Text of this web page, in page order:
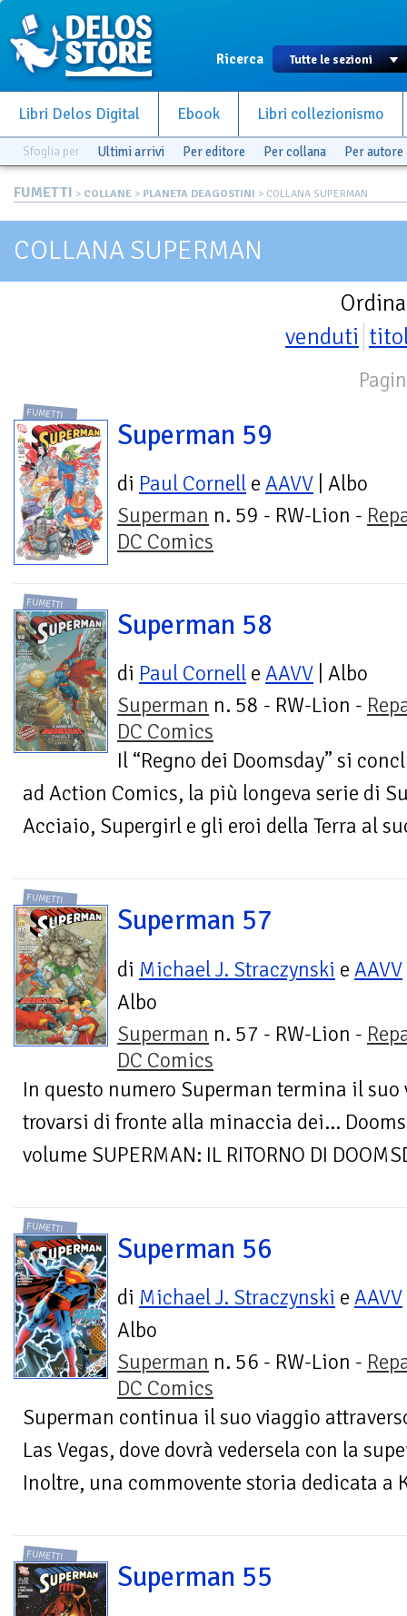
Ricerca
Libri Delos Digital Ebook Libri collezionismo
Sfoglia per Ultimi arrivi Per editore Per collana Per autore
FUMETTI > COLLANE > PLANETA DEAGOSTINI > COLLANA SUPERMAN
COLLANA SUPERMAN
venduti
FUMETTI
Superman 59
di Paul Cornell e AAVV | Albo
Superman n. 59 - RW-Lion -
DC Comics
FUMETTI
Superman 58
di Paul Cornell e AAVV | Albo
Superman n. 58 - RW-Lion -
DC Comics
Il “Regno dei Doomsday” si
ad Action Comics, la più longeva serie di
Acciaio, Supergirl e gli eroi della Terra al
FUMETTI
Superman 57
di Michael J. Straczynski e AAVV
Albo
Superman n. 57 - RW-Lion -
DC Comics
In questo numero Superman termina il suo
trovarsi di fronte alla minaccia dei…
volume SUPERMAN: IL RITORNO DI
FUMETTI
Superman 56
di Michael J. Straczynski e AAVV
Albo
Superman n. 56 - RW-Lion -
DC Comics
Superman continua il suo viaggio
Las Vegas, dove dovrà vedersela con la
Inoltre, una commovente storia dedicata a
FUMETTI
Superman 55